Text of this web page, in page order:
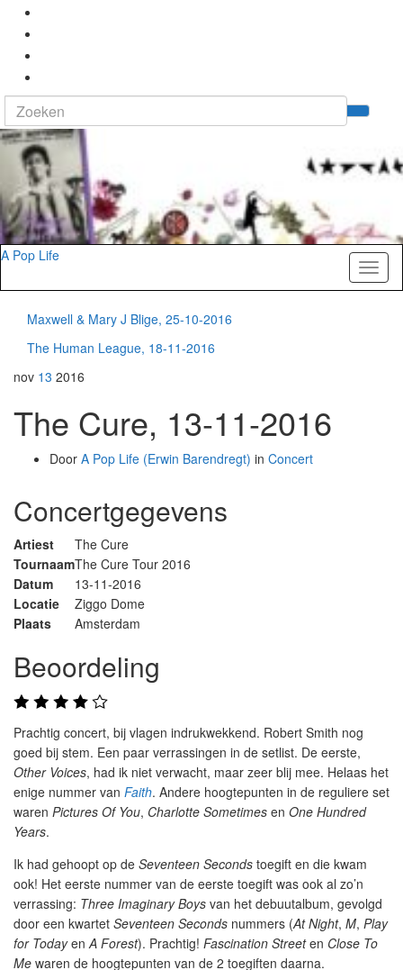
Search
for:
A Pop Life
Maxwell & Mary J Blige, 25-10-2016
The Human League, 18-11-2016
nov 13 2016
The Cure, 13-11-2016
Door A Pop Life (Erwin Barendregt) in Concert
Concertgegevens
Artiest
The Cure
TournaamThe Cure Tour 2016
Datum
13-11-2016
Locatie
Ziggo Dome
Plaats
Amsterdam
Beoordeling
Prachtig concert, bij vlagen indrukwekkend. Robert Smith nog
goed bij stem. Een paar verrassingen in de setlist. De eerste,
Other Voices, had ik niet verwacht, maar zeer blij mee. Helaas het
enige nummer van Faith. Andere hoogtepunten in de reguliere set
waren Pictures Of You, Charlotte Sometimes en One Hundred
Years.
Ik had gehoopt op de Seventeen Seconds toegift en die kwam
ook! Het eerste nummer van de eerste toegift was ook al zo’n
verrassing: Three Imaginary Boys van het debuutalbum, gevolgd
door een kwartet Seventeen Seconds nummers (At Night, M, Play
for TodayenA Forest). Prachtig! Fascination Streeten Close To
Me waren de hoogtepunten van de 2 toegiften daarna.